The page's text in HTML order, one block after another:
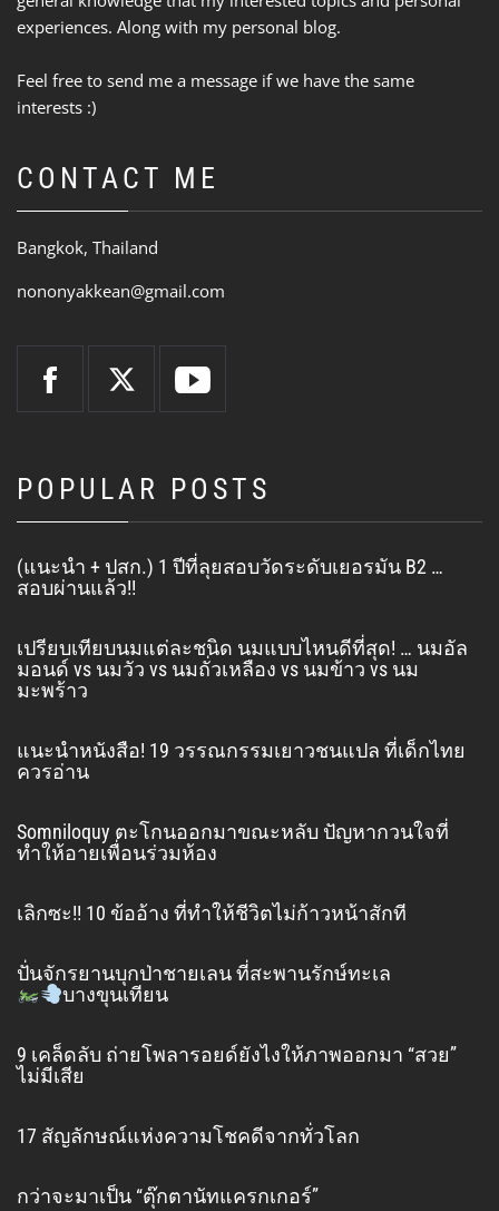
experiences. Along with my personal blog.
Feel free to send me a message if we have the same
interests :)
CONTACT ME
Bangkok, Thailand
nononyakkean@gmail.com
POPULAR POSTS
(แนะนำ + ปสก.) 1 ปีที่ลุยสอบวัดระดับเยอรมัน B2 …
สอบผ่านแล้ว!!
เปรียบเทียบนมแต่ละชนิด นมแบบไหนดีที่สุด! … นมอัล
มอนด์ vs นมวัว vs นมถั่วเหลือง vs นมข้าว vs นม
มะพร้าว
แนะนำหนังสือ! 19 วรรณกรรมเยาวชนแปล ที่เด็กไทย
ควรอ่าน
Somniloquy ตะโกนออกมาขณะหลับ ปัญหากวนใจที่
ทำให้อายเพื่อนร่วมห้อง
เลิกซะ!! 10 ข้ออ้าง ที่ทำให้ชีวิตไม่ก้าวหน้าสักที
ปั่นจักรยานบุกป่าชายเลน ที่สะพานรักษ์ทะเล
บางขุนเทียน
9 เคล็ดลับ ถ่ายโพลารอยด์ยังไงให้ภาพออกมา “สวย”
ไม่มีเสีย
17 สัญลักษณ์แห่งความโชคดีจากทั่วโลก
กว่าจะมาเป็น “ตุ๊กตานัทแครกเกอร์”